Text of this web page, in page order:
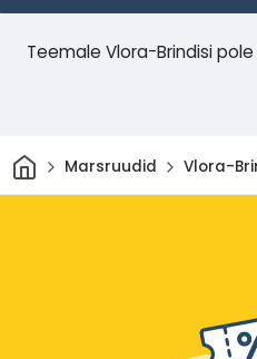
Teemale Vlora-Brindisi
Avaleht
Marsruudid Vlora-